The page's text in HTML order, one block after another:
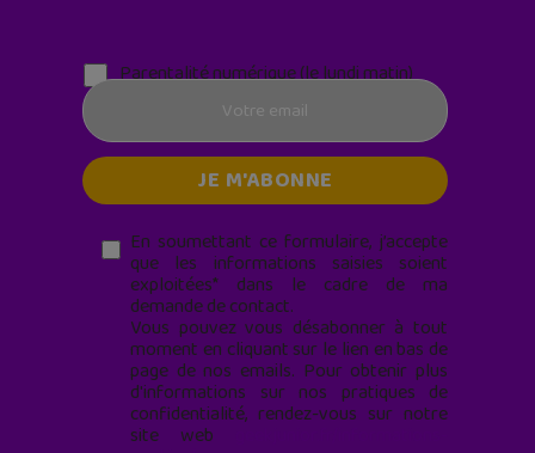
Parentalité numérique (le lundi matin)
En soumettant ce formulaire, j’accepte
que les informations saisies soient
exploitées* dans le cadre de ma
demande de contact.
Vous pouvez vous désabonner à tout
moment en cliquant sur le lien en bas de
page de nos emails. Pour obtenir plus
d'informations sur nos pratiques de
confidentialité, rendez-vous sur notre
site web